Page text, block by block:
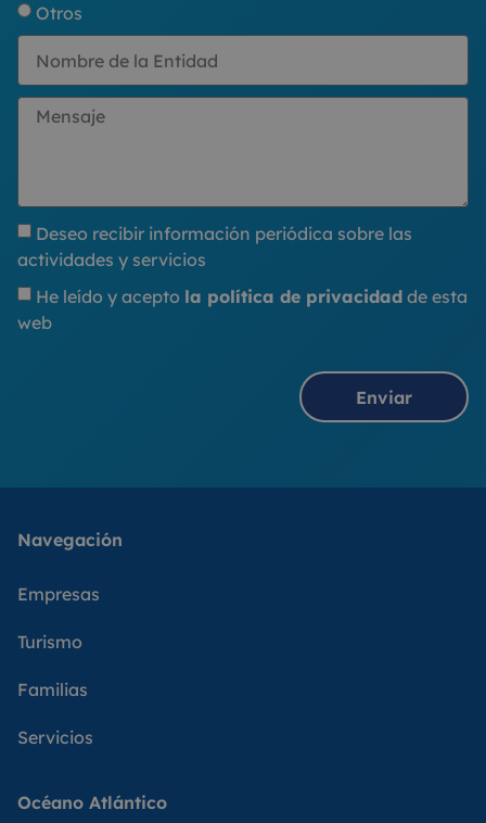
Otros
Deseo recibir información periódica sobre las
actividades y servicios
He leído y acepto la política de privacidad de esta
web
Enviar
Navegación
Empresas
Turismo
Familias
Servicios
Océano Atlántico